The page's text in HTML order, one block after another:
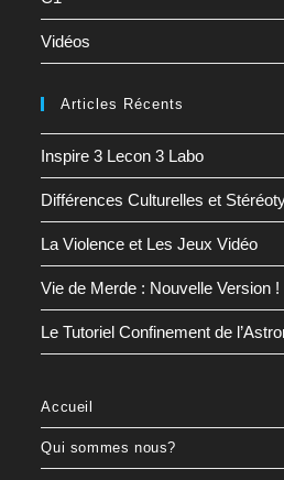
Vidéos
Articles Récents
Inspire 3 Lecon 3 Labo
Différences Culturelles et
La Violence et Les Jeux Vidéo
Vie de Merde : Nouvelle Version !
Le Tutoriel Confinement de
Accueil
Qui sommes nous?